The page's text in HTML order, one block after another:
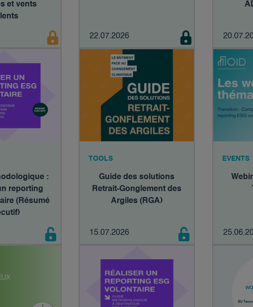
et vents
22.07.2026
:
reporting
(Résumé
TOOLS
Guide des solutions
Retrait-Gonglement des
Argiles (RGA)
15.07.2026
EVENTS